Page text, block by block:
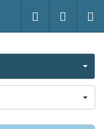
Поиск
Вход на